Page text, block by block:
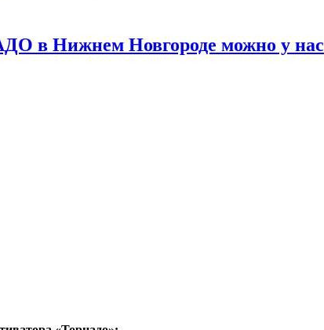
в Нижнем Новгороде можно у нас